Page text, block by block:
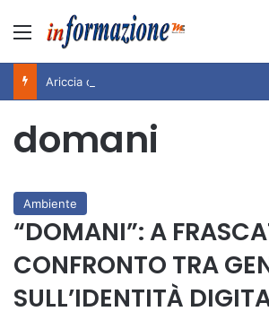
Menu
domani
Ambiente
“DOMANI”: A
CONFRONTO TRA
SULL’IDENTITÀ